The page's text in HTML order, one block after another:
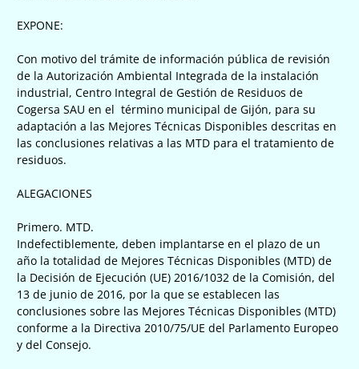
EXPONE:
Con motivo del trámite de información pública de revisión
de la Autorización Ambiental Integrada de la instalación
industrial, Centro Integral de Gestión de Residuos de
Cogersa SAU en el término municipal de Gijón, para su
adaptación a las Mejores Técnicas Disponibles descritas en
las conclusiones relativas a las MTD para el tratamiento de
residuos.
ALEGACIONES
Primero. MTD.
Indefectiblemente, deben implantarse en el plazo de un
año la totalidad de Mejores Técnicas Disponibles (MTD) de
la Decisión de Ejecución (UE) 2016/1032 de la Comisión, del
13 de junio de 2016, por la que se establecen las
conclusiones sobre las Mejores Técnicas Disponibles (MTD)
conforme a la Directiva 2010/75/UE del Parlamento Europeo
y del Consejo.